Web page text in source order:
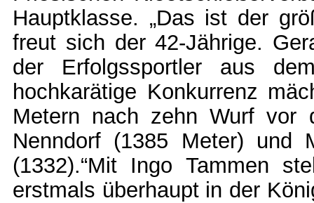
Hauptklasse. „Das ist der
freut sich der 42-Jährige.
der Erfolgssportler aus
hochkarätige Konkurrenz
Metern nach zehn Wurf vor
Nenndorf (1385 Meter) und
(1332).“Mit Ingo Tammen
erstmals überhaupt in der